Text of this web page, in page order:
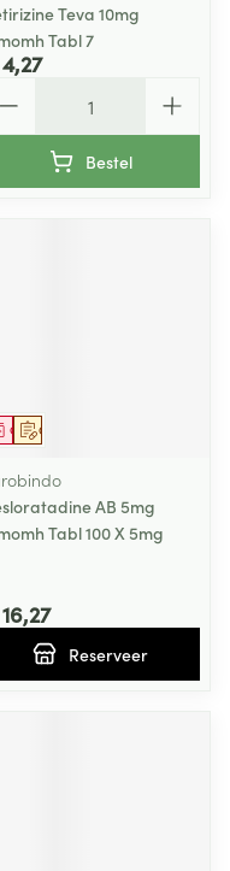
Teva 10mg
Tabl 7
Bestel
Op voorschrift
Geneesmiddel
AB 5mg
Tabl 100 X 5mg
Reserveer